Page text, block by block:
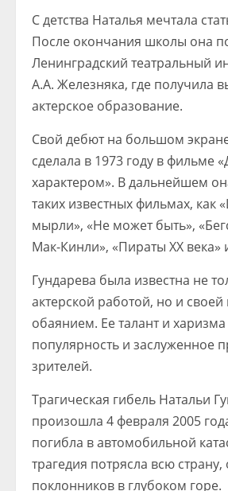
С детства Наталья мечтала
После окончания школы она
Ленинградский театральный
А.А. Железняка, где получила
актерское образование.
Свой дебют на большом
сделала в 1973 году в фильме
характером». В дальнейшем
таких известных фильмах, как
мырли», «Не может быть»,
Мак-Кинли», «Пираты XX века»
Гундарева была известна не
актерской работой, но и своей
обаянием. Ее талант и
популярность и заслуженное
зрителей.
Трагическая гибель Натальи
произошла 4 февраля 2005
погибла в автомобильной
трагедия потрясла всю страну,
поклонников в глубоком горе.